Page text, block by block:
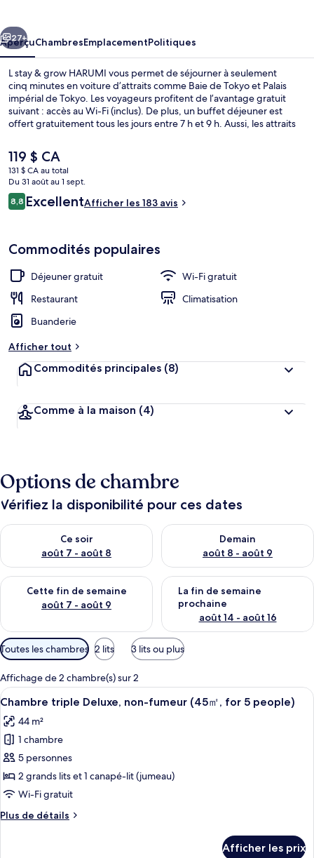
grow
HARUMI
Suivant
27+
AperçuChambresEmplacementPolitiques
L stay & grow HARUMI vous permet de séjourner à seulement
cinq minutes en voiture d’attraits comme Baie de Tokyo et Palais
impérial de Tokyo. Les voyageurs profitent de l’avantage gratuit
suivant : accès au Wi-Fi (inclus). De plus, un buffet déjeuner est
offert gratuitement tous les jours entre 7 h et 9 h. Aussi, les attraits
seulement 5 minutes en voiture. L’hébergement se situe à quelques
minutes de marche du transport en commun : Station de métro
Kachidoki se trouve à 9 minutes.
Le
prix
actuel
est
de 119 $ CA
119 $ CA
131 $ CA au total
Du 31 août au 1 sept.
Avis
8,88,8 sur 10 –
ExcellentAfficher les 183 avis
Commodités populaires
Déjeuner gratuit
Wi-Fi gratuit
Restaurant
Climatisation
Buanderie
Afficher tout
Commodités principales (8)
Comme à la maison (4)
Options de chambre
Vérifiez la disponibilité pour ces dates
Ce soir
août 7 - août 8
Vérifier la disponibilité pour ce soir août 7 - août 8
Demain
août 8 - août 9
Vérifier la disponibilité pour
Cette fin de semaine
août 7 - août 9
Vérifier la disponibilité pour cette fin de semaine août 7 -
La fin de semaine
prochaine
août 14 - août 16
Vérifier la disponibilité pour
Filtres
disponibles
pour
les
chambres
Toutes les chambres 2 lits 3 lits ou plus
Affichage de 2 chambre(s) sur 2
Afficher
toutes
les
photos
pour
ce
type
chambre :
Une chambre d’hôtel avec deux
4
Chambre triple Deluxe, non-fumeur (45㎡, for 5 people)
44 m²
1 chambre
5 personnes
2 grands lits et 1 canapé-lit (jumeau)
Wi-Fi gratuit
Plus de détails
Plus
Afficher les prix